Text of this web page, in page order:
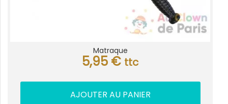
Matraque
5,95 € ttc
AJOUTER AU PANIER